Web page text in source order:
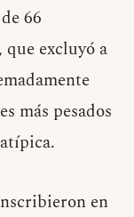
66
excluyó a
más pesados
en